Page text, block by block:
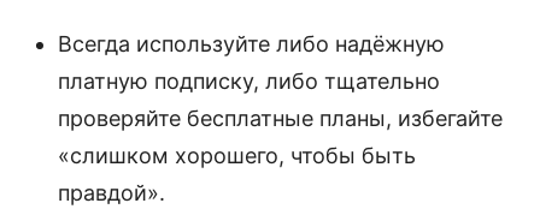
Всегда используйте либо надёжную
платную подписку, либо тщательно
проверяйте бесплатные планы, избегайте
«слишком хорошего, чтобы быть
правдой».